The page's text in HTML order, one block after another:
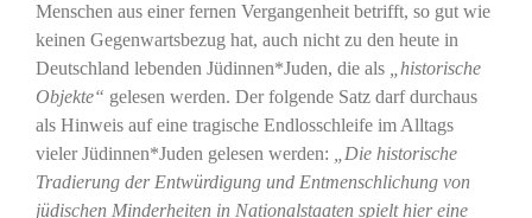
Menschen aus einer fernen Vergangenheit betrifft, so gut wie
keinen Gegenwartsbezug hat, auch nicht zu den heute in
Deutschland lebenden Jüdinnen*Juden, die als
„historische
Objekte“ gelesen werden. Der folgende Satz darf durchaus
als Hinweis auf eine tragische Endlosschleife im Alltags
vieler Jüdinnen*Juden gelesen werden:
Die historische
Tradierung der Entwürdigung und Entmenschlichung von
jüdischen Minderheiten in Nationalstaaten spielt hier eine